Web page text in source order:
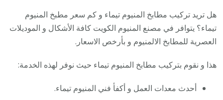
هل تريد تركيب مطابخ المنيوم تيماء و كم سعر مطبخ المنيوم
تيماء؟ يتوافر في مصنع المنيوم الكويت كافة الأشكال و الموديلات
العصرية للمطابخ الالمنيوم و بأرخص الاسعار.
هذا و نقوم بتركيب مطابخ المنيوم تيماء حيث نوفر لهذه الخدمة:
أحدث معدات العمل و أكفأ فني المنيوم تيماء.